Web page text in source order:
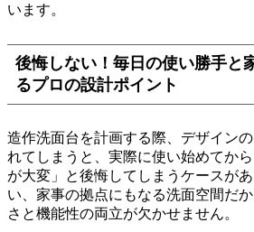
います。
後悔しない！毎日の使い勝手と
るプロの設計ポイント
造作洗面台を計画する際、デザイン
れてしまうと、実際に使い始めてか
が大変」と後悔してしまうケースが
い、家事の拠点にもなる洗面空間だ
さと機能性の両立が欠かせません。